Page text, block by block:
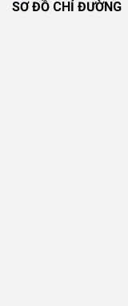
SƠ ĐỒ CHỈ ĐƯỜNG